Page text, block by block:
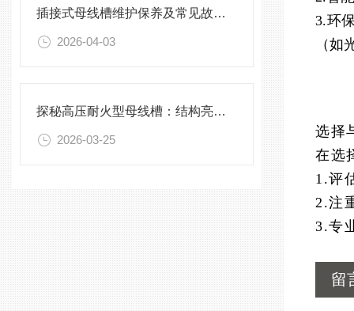
插接式母线槽维护保养及常见故障处理指南
2026-04-03
探秘高压耐火型母线槽：结构亮点与实用效能
2026-03-25
3.环
（
选择
在选
1.评
2.注
3.专
留